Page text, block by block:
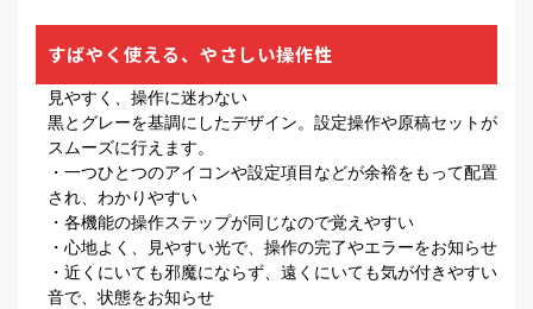
すばやく使える、やさしい操作性
見やすく、操作に迷わない
黒とグレーを基調にしたデザイン。設定操作や原稿セットが
スムーズに行えます。
・一つひとつのアイコンや設定項目などが余裕をもって配置
され、わかりやすい
・各機能の操作ステップが同じなので覚えやすい
・心地よく、見やすい光で、操作の完了やエラーをお知らせ
・近くにいても邪魔にならず、遠くにいても気が付きやすい
音で、状態をお知らせ